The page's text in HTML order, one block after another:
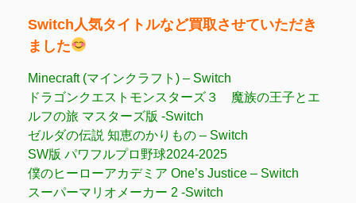
Switch人気タイトルなど買取させていただき
ました
Minecraft (マインクラフト) – Switch
ドラゴンクエストモンスターズ３ 魔族の王子とエ
ルフの旅 マスターズ版 -Switch
ゼルダの伝説 知恵のかりもの – Switch
SW版 パワフルプロ野球2024-2025
僕のヒーローアカデミア One’s Justice – Switch
スーパーマリオメーカー 2 -Switch